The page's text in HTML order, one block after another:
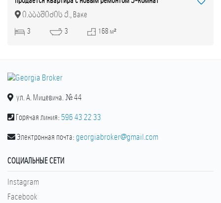
ი.აბაშიძის ქ., Ваке
3 3 168 м²
ул. А. Мицевича. № 44
Горячая линия: 596 43 22 33
Электронная почта: georgiabroker@gmail.com
СОЦИАЛЬНЫЕ СЕТИ
Instagram
Facebook